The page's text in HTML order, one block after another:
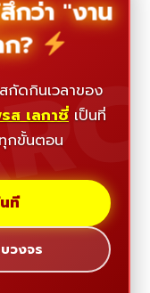
กว่า "งาน
ก?
กัดกินเวลาของ
ส เลกาซี่ เป็นที่
กขั้นตอน
ที
วงจร